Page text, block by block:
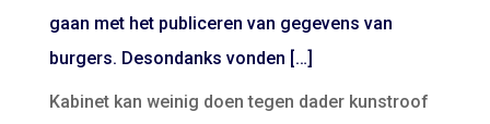
gaan met het publiceren van gegevens van
burgers. Desondanks vonden […]
Kabinet kan weinig doen tegen dader kunstroof